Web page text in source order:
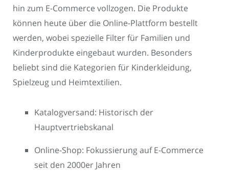
hin zum E-Commerce vollzogen. Die Produkte
können heute über die Online-Plattform bestellt
werden, wobei spezielle Filter für Familien und
Kinderprodukte eingebaut wurden. Besonders
beliebt sind die Kategorien für Kinderkleidung,
Spielzeug und Heimtextilien.
Katalogversand: Historisch der
Hauptvertriebskanal
Online-Shop: Fokussierung auf E-Commerce
seit den 2000er Jahren